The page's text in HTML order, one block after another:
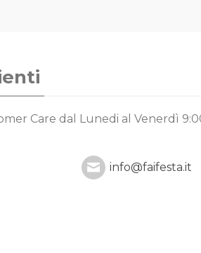
Care dal Lunedi al Venerdì
info@faifesta.it